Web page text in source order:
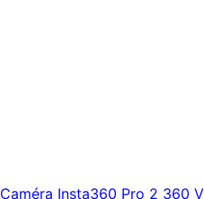
Caméra Insta360 Pro 2 360